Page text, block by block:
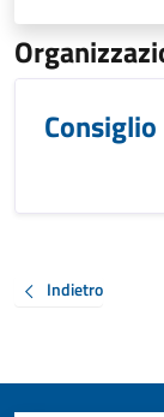
Consiglio
Indietro